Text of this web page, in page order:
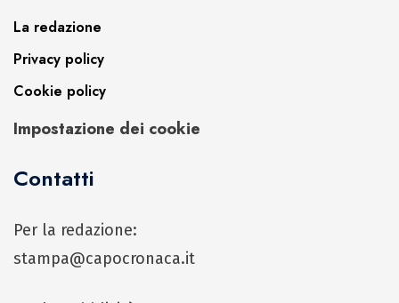
La redazione
Privacy policy
Cookie policy
Impostazione dei cookie
Contatti
Per la redazione:
stampa@capocronaca.it